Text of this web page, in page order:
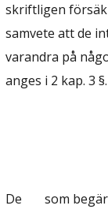
skriftligen
samvete att de
varandra på
anges i 2 kap. 3 §.
De
som begär